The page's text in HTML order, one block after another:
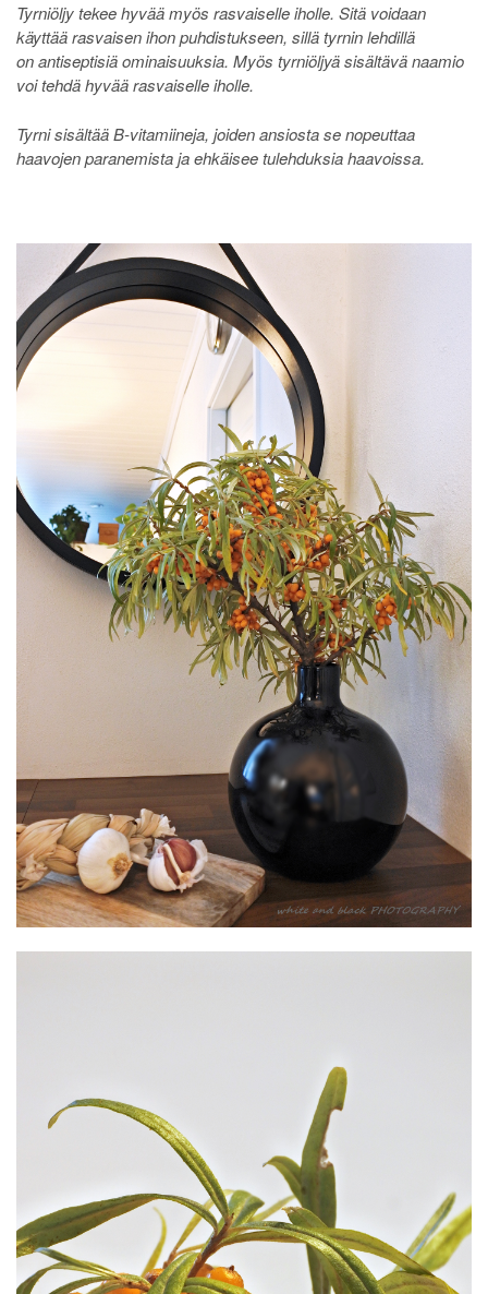
Tyrniöljy tekee hyvää myös rasvaiselle iholle. Sitä voidaan
käyttää rasvaisen ihon puhdistukseen, sillä tyrnin lehdillä
on antiseptisiä ominaisuuksia. Myös tyrniöljyä sisältävä naamio
voi tehdä hyvää rasvaiselle iholle.
Tyrni sisältää B-vitamiineja, joiden ansiosta se nopeuttaa
haavojen paranemista ja ehkäisee tulehduksia haavoissa.